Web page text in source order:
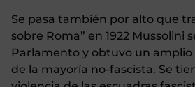
Se pasa también por alto que
sobre Roma” en 1922 Mussolini
Parlamento y obtuvo un amplio
de la mayoría no-fascista. Se